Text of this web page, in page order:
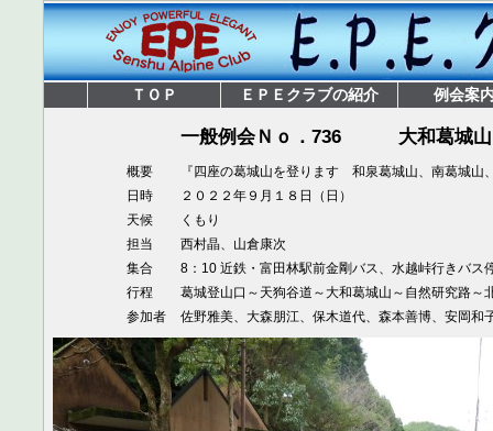
ＴＯＰ ＥＰＥクラブの紹介 例会案
一般例会Ｎｏ．736 大和葛城
概要
『四座の葛城山を登ります 和泉葛城山、南葛城山
日時
２０２２年９月１８日（日）
天候
くもり
担当
西村晶、山倉康次
集合
8：10 近鉄・富田林駅前金剛バス、水越峠行きバ
行程
葛城登山口～天狗谷道～大和葛城山～自然研究路～
参加者
佐野雅美、大森朋江、保木道代、森本善博、安岡